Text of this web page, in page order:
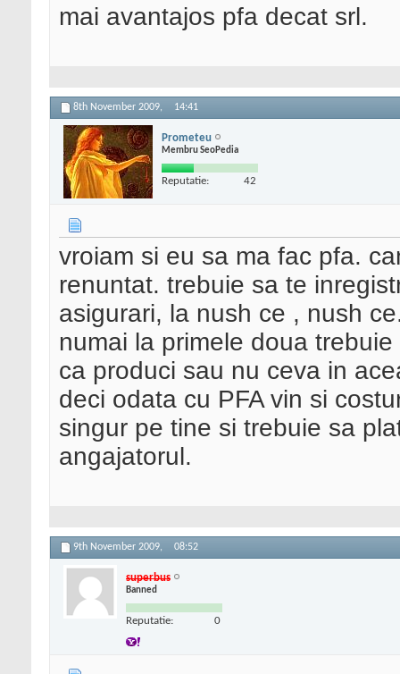
mai avantajos pfa decat srl.
8th November 2009, 14:41
Prometeu
Membru SeoPedia
Reputatie: 42
vroiam si eu sa ma fac pfa.
renuntat. trebuie sa te
asigurari, la nush ce , nush
numai la primele doua
ca produci sau nu ceva in
deci odata cu PFA vin si
singur pe tine si trebuie sa
angajatorul.
9th November 2009, 08:52
superbus
Banned
Reputatie: 0